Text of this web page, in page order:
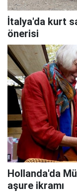
İtalya'da kurt
önerisi
Hollanda'da
aşure ikramı